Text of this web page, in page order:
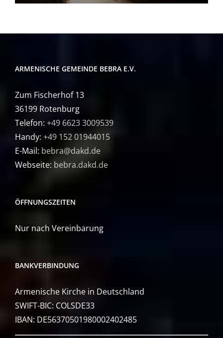
ARMENISCHE GEMEINDE BEBRA E.V.
Zum Fischerhof 13
36199 Rotenburg
Telefon: +49 6623 3009539
Handy: +49 152 01944015
E-Mail: bebra@dakd.de
Webseite: bebra.dakd.de
ÖFFNUNGSZEITEN
Nur nach Vereinbarung
BANKVERBINDUNG
Armenische Kirche in Deutschland
SWIFT-BIC: COLSDE33
IBAN: DE56370501980002402485